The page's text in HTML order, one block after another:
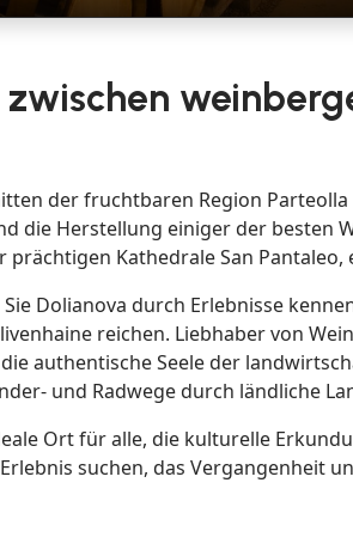
der fruchtbaren Region
die Herstellung einiger der besten
prächtigen Kathedrale San
Dolianova durch Erlebnisse
reichen. Liebhaber von
authentische Seele der
und Radwege durch ländliche
Ort für alle, die kulturelle
suchen, das Vergangenheit